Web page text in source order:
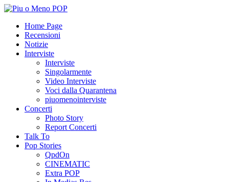
Home Page
Recensioni
Notizie
Interviste
Interviste
Singolarmente
Video Interviste
Voci dalla Quarantena
piuomenointerviste
Concerti
Photo Story
Report Concerti
Talk To
Pop Stories
QpdOn
CINEMATIC
Extra POP